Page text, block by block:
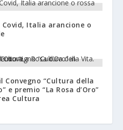
Italia arancione o
Convegno “Cultura della
e premio “La Rosa d’Oro”
Cultura